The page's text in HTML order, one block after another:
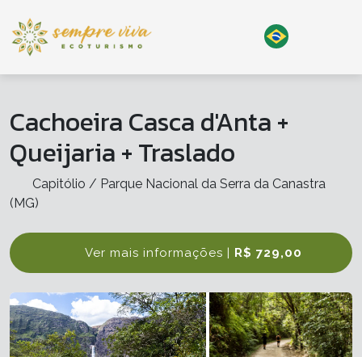
Cachoeira Casca d'Anta +
Queijaria + Traslado
Capitólio / Parque Nacional da Serra da Canastra
(MG)
Ver mais informações | R$ 729,00